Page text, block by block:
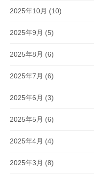
2025年10月 (10)
2025年9月 (5)
2025年8月 (6)
2025年7月 (6)
2025年6月 (3)
2025年5月 (6)
2025年4月 (4)
2025年3月 (8)